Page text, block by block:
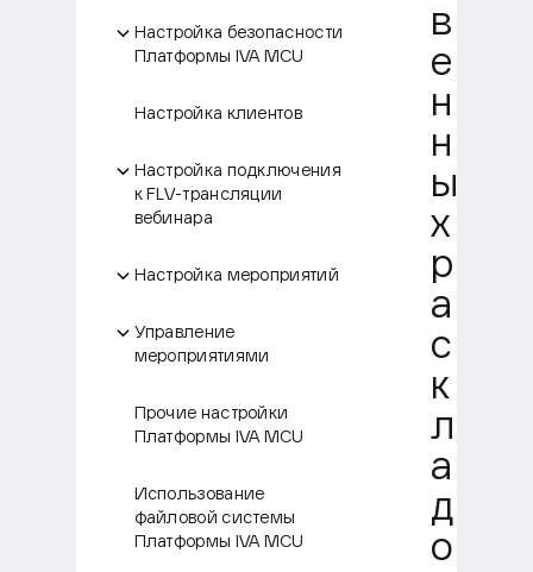
Настройка безопасности
Платформы IVA MCU
Настройка клиентов
Настройка подключения
к FLV-трансляции
вебинара
Настройка мероприятий
Управление
мероприятиями
Прочие настройки
Платформы IVA MCU
Использование
файловой системы
Платформы IVA MCU
в
е
н
н
ы
х
р
а
с
к
л
а
д
о